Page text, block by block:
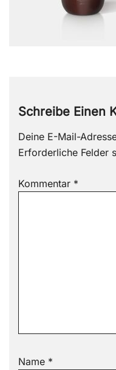
Schreibe Einen
Deine E-Mail-
Erforderliche Felder
Kommentar *
Name *